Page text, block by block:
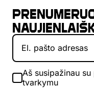
Aš susipažinau
tvarkymu